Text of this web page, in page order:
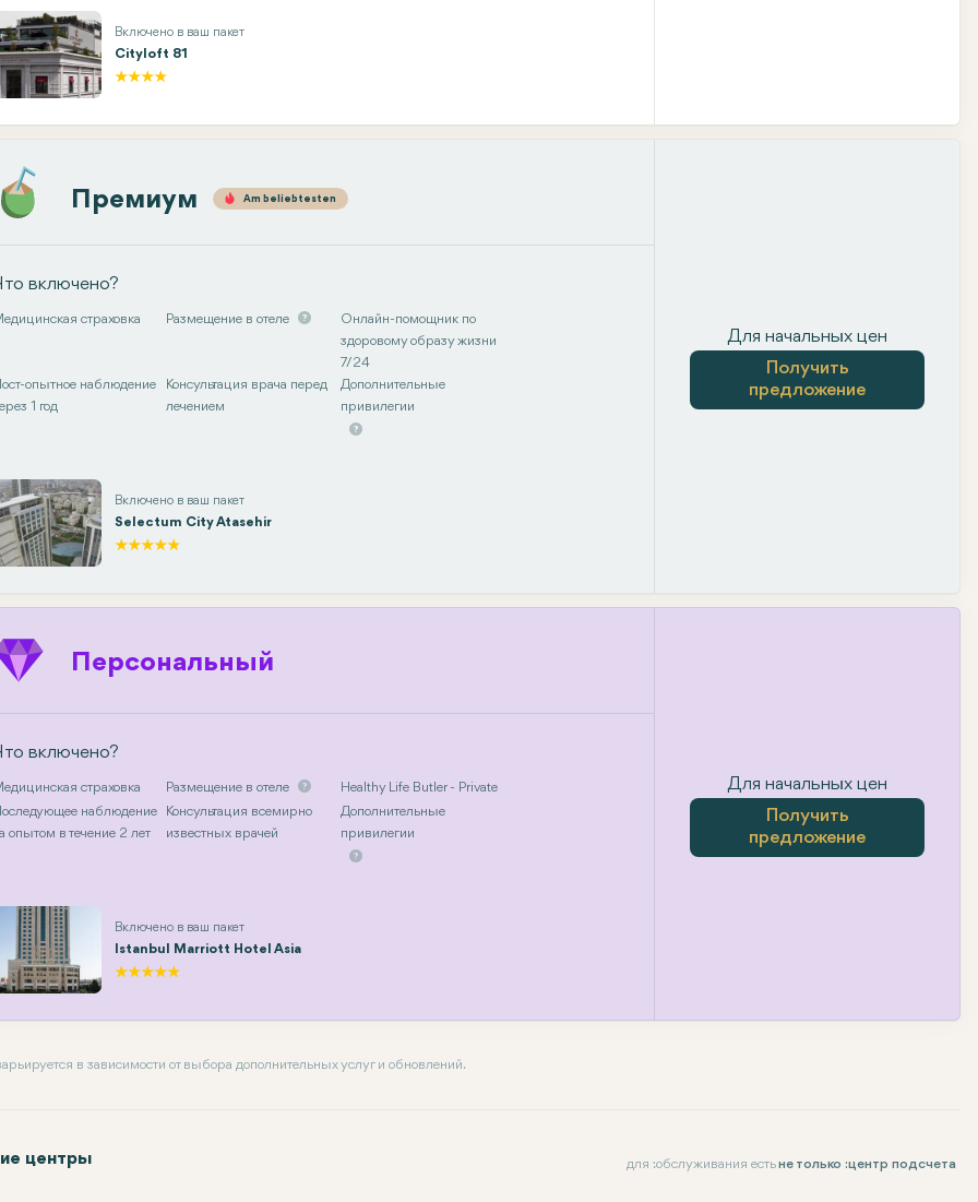
Включено в ваш пакет
Cityloft 81
Премиум Am beliebtesten
включено?
страховка Размещение в отеле
Онлайн-помощник по
здоровому образу жизни
7/24
опытное наблюдение
1 год
Консультация врача перед
лечением
Дополнительные
привилегии
Включено в ваш пакет
Selectum City Atasehir
Для начальных цен
Получить
предложение
Персональный
включено?
страховка Размещение в отеле
Healthy Life Butler - Private
наблюдение
опытом в течение 2 лет
Консультация всемирно
известных врачей
Дополнительные
привилегии
Включено в ваш пакет
Istanbul Marriott Hotel Asia
Для начальных цен
Получить
предложение
в зависимости от выбора дополнительных услуг и обновлений.
центры для :обслуживания естьне только :центр подсчета